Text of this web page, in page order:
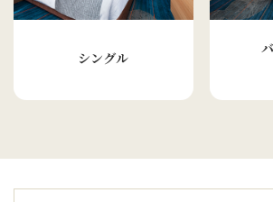
シングル